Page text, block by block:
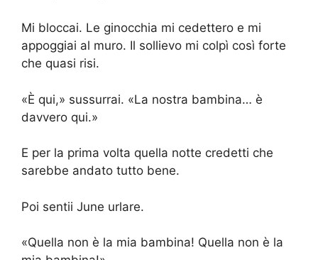
Mi bloccai. Le ginocchia mi cedettero e mi
appoggiai al muro. Il sollievo mi colpì così forte
che quasi risi.
«È qui,» sussurrai. «La nostra bambina… è
davvero qui.»
E per la prima volta quella notte credetti che
sarebbe andato tutto bene.
Poi sentii June urlare.
«Quella non è la mia bambina! Quella non è la